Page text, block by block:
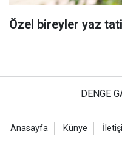
Özel bireyler yaz
DENGE
Anasayfa Künye